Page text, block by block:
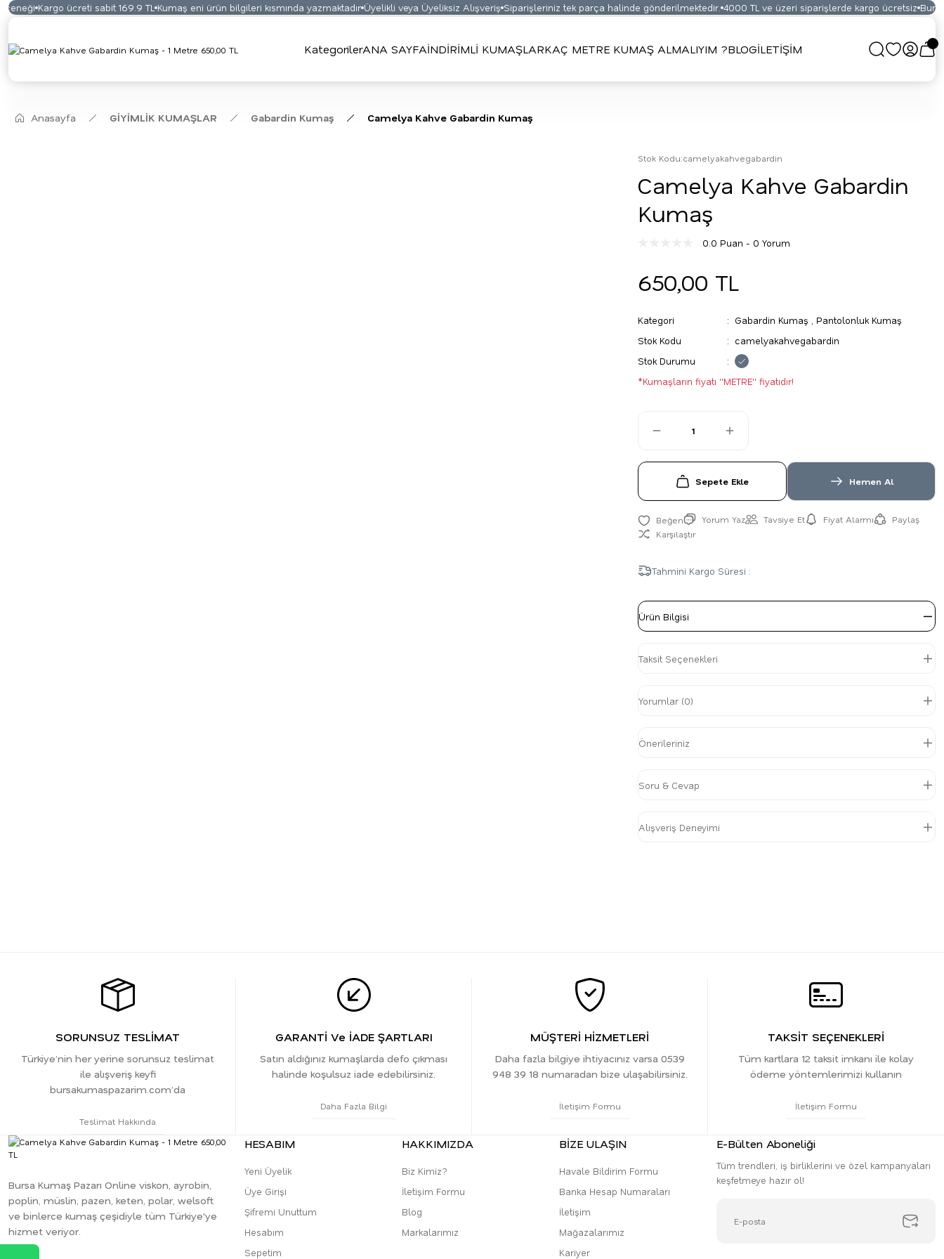
Kargo ücreti sabit 169.9 TL Kumaş eni ürün bilgileri kısmında yazmaktadır Üyelikli veya Üyeliksiz Alışveriş Siparişleriniz tek parça halinde gönderilmektedir. 4000 TL ve üzeri siparişlerde kargo ücretsiz Bursa
KategorilerANA SAYFAİNDİRİMLİ KUMAŞLARKAÇ METRE KUMAŞ ALMALIYIM ?BLOGİLETİŞİM
Anasayfa GİYİMLİK KUMAŞLAR Gabardin Kumaş Camelya Kahve Gabardin Kumaş
Stok Kodu:camelyakahvegabardin
Camelya Kahve Gabardin
Kumaş
0.0 Puan - 0 Yorum
650,00 TL
Kategori Gabardin Kumaş
Pantolonluk Kumaş
Stok Kodu
camelyakahvegabardin
Stok Durumu
*Kumaşların fiyatı ''METRE'' fiyatıdır!
Sepete Ekle Hemen Al
Yorum Yaz Tavsiye Et Fiyat Alarmı
Paylaş
Karşılaştır
Tahmini Kargo Süresi :
Ürün Bilgisi
Taksit Seçenekleri
Yorumlar (0)
Önerileriniz
Soru & Cevap
Alışveriş Deneyimi
SORUNSUZ TESLİMAT
Türkiye’nin her yerine sorunsuz teslimat
ile alışveriş keyfi
bursakumaspazarim.com’da
Teslimat Hakkında
GARANTİ Ve İADE ŞARTLARI
Satın aldığınız kumaşlarda defo çıkması
halinde koşulsuz iade edebilirsiniz.
Daha Fazla Bilgi
MÜŞTERİ HİZMETLERİ
Daha fazla bilgiye ihtiyacınız varsa 0539
948 39 18 numaradan bize ulaşabilirsiniz.
İletişim Formu
TAKSİT SEÇENEKLERİ
Tüm kartlara 12 taksit imkanı ile kolay
ödeme yöntemlerimizi kullanın
İletişim Formu
Bursa Kumaş Pazarı Online viskon, ayrobin,
poplin, müslin, pazen, keten, polar, welsoft
ve binlerce kumaş çeşidiyle tüm Türkiye'ye
hizmet veriyor.
HESABIM
Yeni Üyelik
Üye Girişi
Şifremi Unuttum
Hesabım
Sepetim
HAKKIMIZDA
Biz Kimiz?
İletişim Formu
Blog
Markalarımız
BİZE ULAŞIN
Havale Bildirim Formu
Banka Hesap Numaraları
İletişim
Mağazalarımız
Kariyer
E-Bülten Aboneliği
Tüm trendleri, iş birliklerini ve özel kampanyaları
keşfetmeye hazır ol!